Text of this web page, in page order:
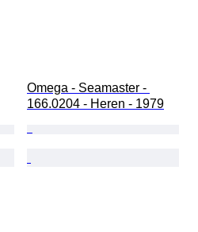
Omega - Seamaster -
166.0204 - Heren - 1979